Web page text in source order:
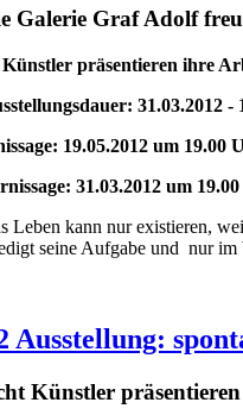
Galerie Graf Adolf
Künstler präsentieren ihre
31.03.2012 -
19.05.2012 um 19.00
31.03.2012 um
Leben kann nur existieren,
seine Aufgabe und nur im
Ausstellung:
Künstler